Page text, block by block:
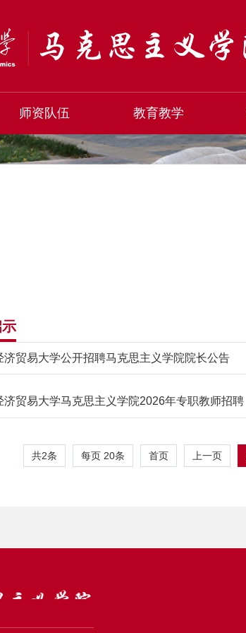
师资队伍 教育教学
济贸易大学公开招聘马克思主义学院院长公告
济贸易大学马克思主义学院2026年专职教师招聘
共2条 每页 20条 首页 上一页